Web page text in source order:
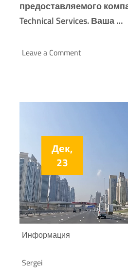
предоставляемого
Technical Services. Ваша …
Leave a Comment
Дек,
23
Информация
Sergei